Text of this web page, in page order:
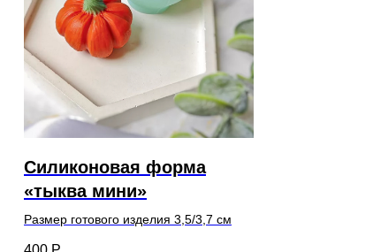
Силиконовая форма
«тыква мини»
Размер готового изделия 3,5/3,7 см